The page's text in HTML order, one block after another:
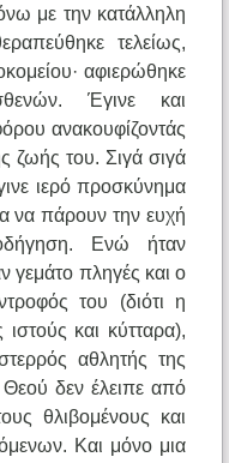
με την κατάλληλη
τελείως,
αφιερώθηκε
Έγινε και
ανακουφίζοντάς
ζωής του. Σιγά σιγά
ιερό προσκύνημα
να πάρουν την ευχή
Ενώ ήταν
γεμάτο πληγές και ο
του (διότι η
ιστούς και κύτταρα),
αθλητής της
Θεού δεν έλειπε από
θλιβομένους και
Και μόνο μια